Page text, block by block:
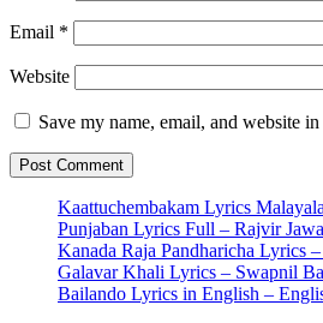
Email *
Website
Save my name, email, and website
Kaattuchembakam Lyrics
Punjaban Lyrics Full – Rajvir
Kanada Raja Pandharicha Lyrics
Galavar Khali Lyrics – Swapnil
Bailando Lyrics in English –